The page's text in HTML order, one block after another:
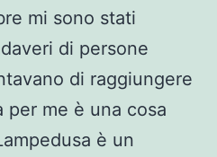
mi sono stati
di persone
di raggiungere
per me è una cosa
è un